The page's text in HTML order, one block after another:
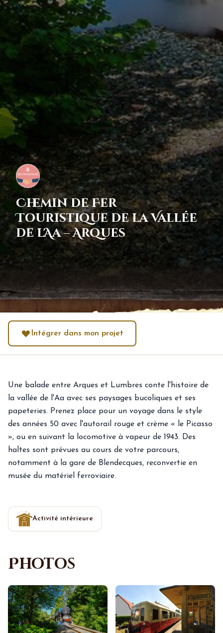
Chemin de Fer
Touristique de la Vallée
de l'Aa – Arques
Intégrer dans mon projet
Une balade entre Arques et Lumbres conte l'histoire de
la vallée de l'Aa avec ses paysages bucoliques et ses
papeteries. Prenez place pour un voyage dans le style
des années 50 avec l'autorail rouge et crème « le Picasso
», ou en suivant la locomotive à vapeur de 1943. Des
haltes sont prévues au cours de votre parcours,
notamment à la gare de Blendecques, reconvertie en
musée du matériel ferroviaire.
Activité intérieure
Photos